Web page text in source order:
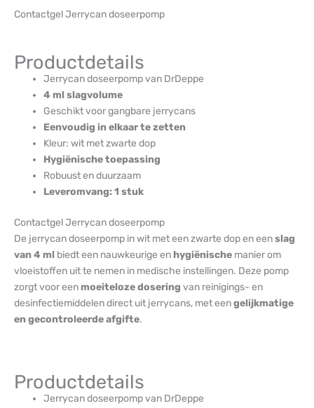
Contactgel Jerrycan doseerpomp
Productdetails
Jerrycan doseerpomp van DrDeppe
4 ml slagvolume
Geschikt voor gangbare jerrycans
Eenvoudig in elkaar te zetten
Kleur: wit met zwarte dop
Hygiënische toepassing
Robuust en duurzaam
Leveromvang: 1 stuk
Contactgel Jerrycan doseerpomp
De jerrycan doseerpomp in wit met een zwarte dop en eenslag
van 4 ml biedt een nauwkeurige en hygiënische manier om
vloeistoffen uit te nemen in medische instellingen. Deze pomp
zorgt voor eenmoeiteloze dosering van reinigings- en
desinfectiemiddelen direct uit jerrycans, met eengelijkmatige
en gecontroleerde afgifte.
Productdetails
Jerrycan doseerpomp van DrDeppe